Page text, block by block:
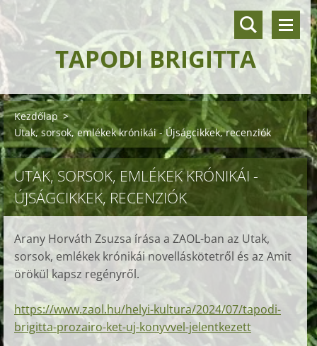
TAPODI BRIGITTA
Kezdőlap >
Utak, sorsok, emlékek krónikái - Újságcikkek, recenziók
UTAK, SORSOK, EMLÉKEK KRÓNIKÁI -
ÚJSÁGCIKKEK, RECENZIÓK
Arany Horváth Zsuzsa írása a ZAOL-ban az Utak,
sorsok, emlékek krónikái novelláskötetről és az Amit
örökül kapsz regényről.
https://www.zaol.hu/helyi-kultura/2024/07/tapodi-
brigitta-prozairo-ket-uj-konyvvel-jelentkezett